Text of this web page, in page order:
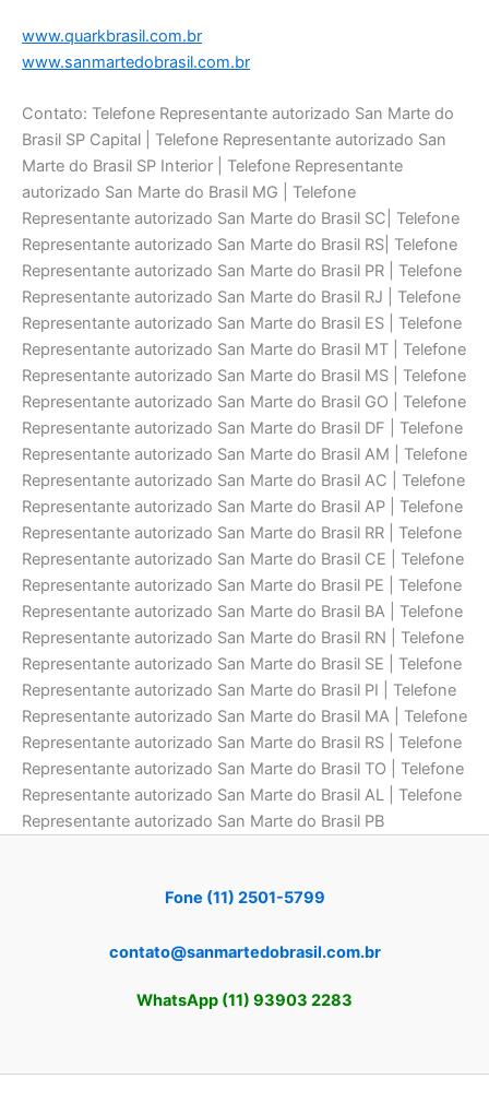
www.quarkbrasil.com.br
www.sanmartedobrasil.com.br
Contato: Telefone Representante autorizado San Marte do
Brasil SP Capital | Telefone Representante autorizado San
Marte do Brasil SP Interior | Telefone Representante
autorizado San Marte do Brasil MG | Telefone
Representante autorizado San Marte do Brasil SC| Telefone
Representante autorizado San Marte do Brasil RS| Telefone
Representante autorizado San Marte do Brasil PR | Telefone
Representante autorizado San Marte do Brasil RJ | Telefone
Representante autorizado San Marte do Brasil ES | Telefone
Representante autorizado San Marte do Brasil MT | Telefone
Representante autorizado San Marte do Brasil MS | Telefone
Representante autorizado San Marte do Brasil GO | Telefone
Representante autorizado San Marte do Brasil DF | Telefone
Representante autorizado San Marte do Brasil AM | Telefone
Representante autorizado San Marte do Brasil AC | Telefone
Representante autorizado San Marte do Brasil AP | Telefone
Representante autorizado San Marte do Brasil RR | Telefone
Representante autorizado San Marte do Brasil CE | Telefone
Representante autorizado San Marte do Brasil PE | Telefone
Representante autorizado San Marte do Brasil BA | Telefone
Representante autorizado San Marte do Brasil RN | Telefone
Representante autorizado San Marte do Brasil SE | Telefone
Representante autorizado San Marte do Brasil PI | Telefone
Representante autorizado San Marte do Brasil MA | Telefone
Representante autorizado San Marte do Brasil RS | Telefone
Representante autorizado San Marte do Brasil TO | Telefone
Representante autorizado San Marte do Brasil AL | Telefone
Representante autorizado San Marte do Brasil PB
Fone (11) 2501-5799
contato@sanmartedobrasil.com.br
WhatsApp (11) 93903 2283